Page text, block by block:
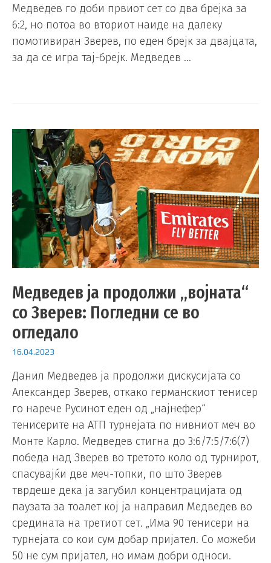
Медведев го доби првиот сет со два брејка за
6:2, но потоа во вториот наиде на далеку
помотивиран Зверев, по еден брејк за двајцата,
за да се игра тај-брејк. Медведев …
Медведев ја продолжи „војната“
со Зверев: Погледни се во
огледало
16.04.2023
Данил Медведев ја продолжи дискусијата со
Александер Зверев, откако германскиот тенисер
го нарече Русинот еден од „најнефер“
тенисерите на АТП турнејата по нивниот меч во
Монте Карло. Медведев стигна до 3:6/7:5/7:6(7)
победа над Зверев во третото коло од турнирот,
спасувајќи две меч-топки, по што Зверев
тврдеше дека ја загубил концентрацијата од
паузата за тоалет кој ја направил Медведев во
средината на третиот сет. „Има 90 тенисери на
турнејата со кои сум добар пријател. Со можеби
50 не сум пријател, но имам добри односи.